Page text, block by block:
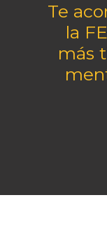
Te
la
más